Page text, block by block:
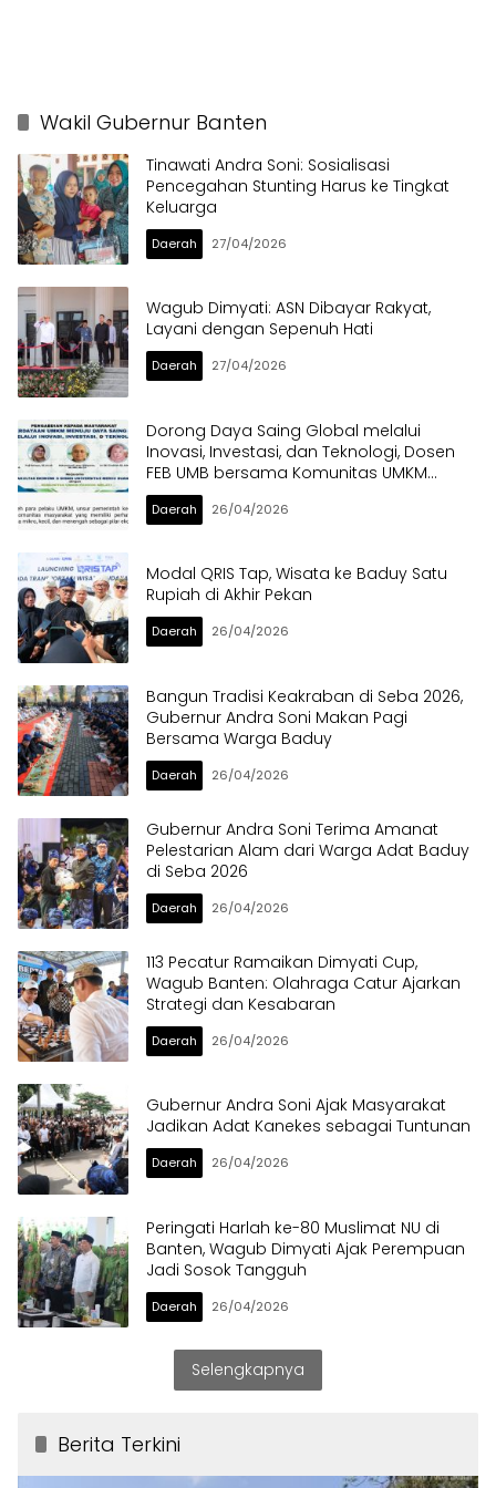
Wakil Gubernur Banten
Tinawati Andra Soni: Sosialisasi
Pencegahan Stunting Harus ke Tingkat
Keluarga
Daerah 27/04/2026
Wagub Dimyati: ASN Dibayar Rakyat,
Layani dengan Sepenuh Hati
Daerah 27/04/2026
Dorong Daya Saing Global melalui
Inovasi, Investasi, dan Teknologi, Dosen
FEB UMB bersama Komunitas UMKM
Pondok Melati menggelar Pengabdian
kepada Masyarakat
Daerah 26/04/2026
Modal QRIS Tap, Wisata ke Baduy Satu
Rupiah di Akhir Pekan
Daerah 26/04/2026
Bangun Tradisi Keakraban di Seba 2026,
Gubernur Andra Soni Makan Pagi
Bersama Warga Baduy
Daerah 26/04/2026
Gubernur Andra Soni Terima Amanat
Pelestarian Alam dari Warga Adat Baduy
di Seba 2026
Daerah 26/04/2026
113 Pecatur Ramaikan Dimyati Cup,
Wagub Banten: Olahraga Catur Ajarkan
Strategi dan Kesabaran
Daerah 26/04/2026
Gubernur Andra Soni Ajak Masyarakat
Jadikan Adat Kanekes sebagai Tuntunan
Daerah 26/04/2026
Peringati Harlah ke-80 Muslimat NU di
Banten, Wagub Dimyati Ajak Perempuan
Jadi Sosok Tangguh
Daerah 26/04/2026
Selengkapnya
Berita Terkini